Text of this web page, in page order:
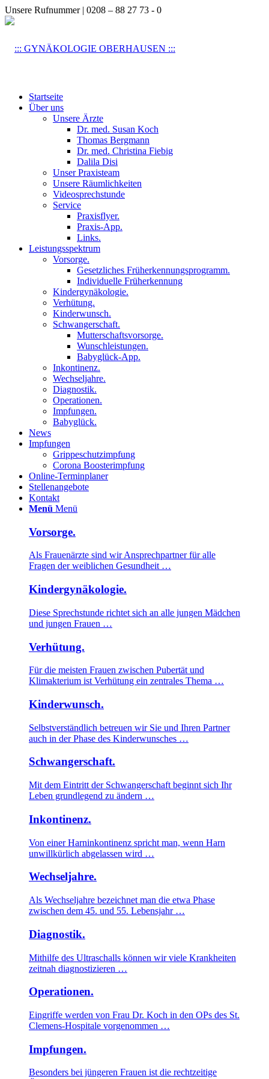
Unsere Rufnummer | 0208 – 88 27 73 - 0
Startseite
Über uns
Unsere Ärzte
Dr. med. Susan Koch
Thomas Bergmann
Dr. med. Christina Fiebig
Dalila Disi
Unser Praxisteam
Unsere Räumlichkeiten
Videosprechstunde
Service
Praxisflyer.
Praxis-App.
Links.
Leistungsspektrum
Vorsorge.
Gesetzliches Früherkennungsprogramm.
Individuelle Früherkennung
Kindergynäkologie.
Verhütung.
Kinderwunsch.
Schwangerschaft.
Mutterschaftsvorsorge.
Wunschleistungen.
Babyglück-App.
Inkontinenz.
Wechseljahre.
Diagnostik.
Operationen.
Impfungen.
Babyglück.
News
Impfungen
Grippeschutzimpfung
Corona Boosterimpfung
Online-Terminplaner
Stellenangebote
Kontakt
Menü Menü
Vorsorge.
Als Frauenärzte sind wir Ansprechpartner für alle
Fragen der weiblichen Gesundheit …
Kindergynäkologie.
Diese Sprechstunde richtet sich an alle jungen Mädchen
und jungen Frauen …
Verhütung.
Für die meisten Frauen zwischen Pubertät und
Klimakterium ist Verhütung ein zentrales Thema …
Kinderwunsch.
Selbstverständlich betreuen wir Sie und Ihren Partner
auch in der Phase des Kinderwunsches …
Schwangerschaft.
Mit dem Eintritt der Schwangerschaft beginnt sich Ihr
Leben grundlegend zu ändern …
Inkontinenz.
Von einer Harninkontinenz spricht man, wenn Harn
unwillkürlich abgelassen wird …
Wechseljahre.
Als Wechseljahre bezeichnet man die etwa Phase
zwischen dem 45. und 55. Lebensjahr …
Diagnostik.
Mithilfe des Ultraschalls können wir viele Krankheiten
zeitnah diagnostizieren …
Operationen.
Eingriffe werden von Frau Dr. Koch in den OPs des St.
Clemens-Hospitale vorgenommen …
Impfungen.
Besonders bei jüngeren Frauen ist die rechtzeitige